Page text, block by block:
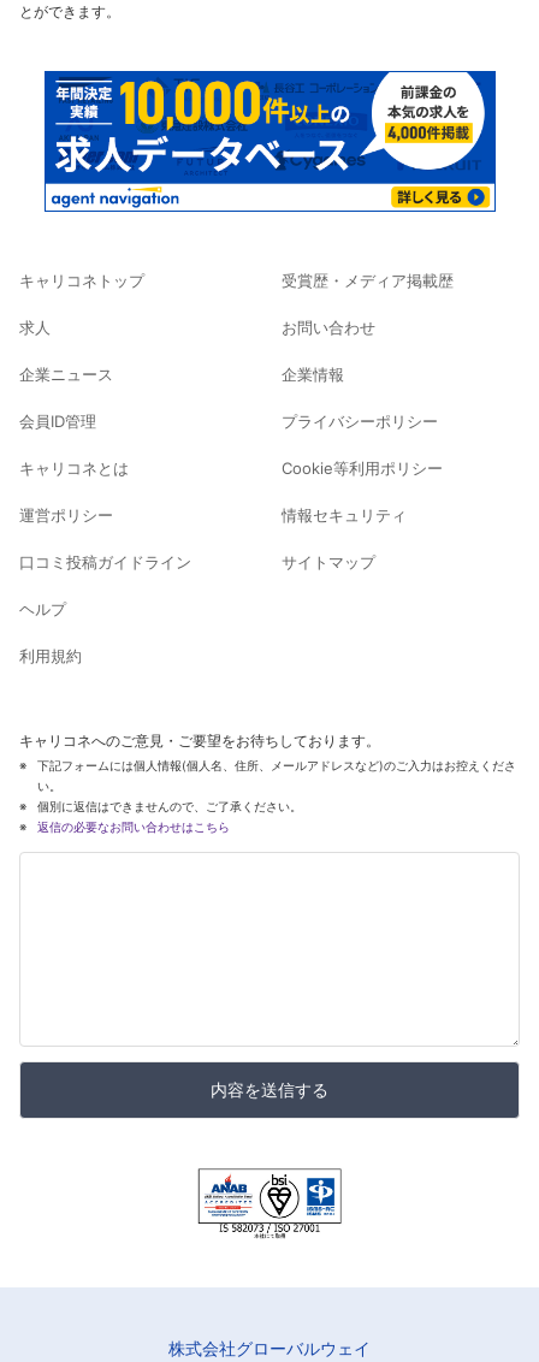
とができます。
キャリコネトップ
求人
企業ニュース
会員ID管理
キャリコネとは
運営ポリシー
口コミ投稿ガイドライン
ヘルプ
利用規約
受賞歴・メディア掲載歴
お問い合わせ
企業情報
プライバシーポリシー
Cookie等利用ポリシー
情報セキュリティ
サイトマップ
キャリコネへのご意見・ご要望をお待ちしております。
下記フォームには個人情報(個人名、住所、メールアドレスなど)のご入力はお控えくださ
い。
個別に返信はできませんので、ご了承ください。
返信の必要なお問い合わせはこちら
内容を送信する
株式会社グローバルウェイ